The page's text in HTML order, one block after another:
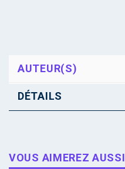
AUTEUR(S)
DÉTAILS
VOUS AIMEREZ AUSSI